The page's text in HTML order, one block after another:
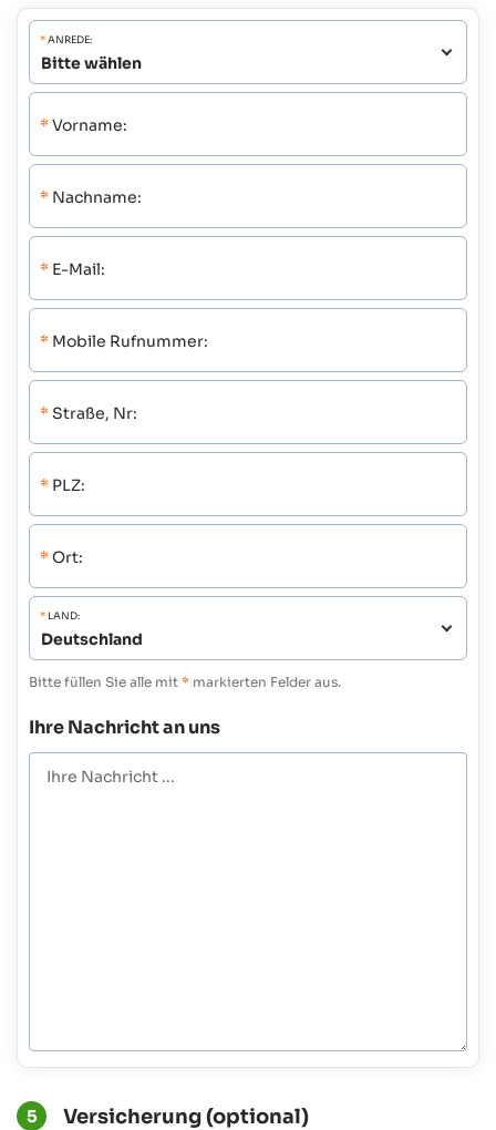
*ANREDE:
* Vorname:
* Nachname:
* E-Mail:
* Mobile Rufnummer:
* Straße, Nr:
* PLZ:
* Ort:
* LAND:
Bitte füllen Sie alle mit * markierten Felder aus.
Ihre Nachricht an uns
5 Versicherung (optional)